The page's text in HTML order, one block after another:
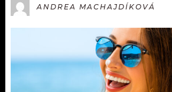
APLIKACE
PROGRAM
SOUTĚŽE
ANDREA MACHAJDÍKOVÁ